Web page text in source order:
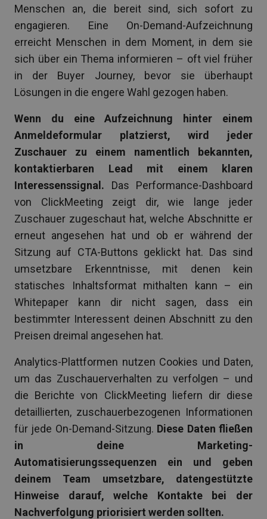
Menschen an, die bereit sind, sich sofort zu
engagieren. Eine On-Demand-Aufzeichnung
erreicht Menschen in dem Moment, in dem sie
sich über ein Thema informieren – oft viel früher
in der Buyer Journey, bevor sie überhaupt
Lösungen in die engere Wahl gezogen haben.
Wenn du eine Aufzeichnung hinter einem
Anmeldeformular platzierst, wird jeder
Zuschauer zu einem namentlich bekannten,
kontaktierbaren Lead mit einem klaren
Interessenssignal. Das Performance-Dashboard
von ClickMeeting zeigt dir, wie lange jeder
Zuschauer zugeschaut hat, welche Abschnitte er
erneut angesehen hat und ob er während der
Sitzung auf CTA-Buttons geklickt hat. Das sind
umsetzbare Erkenntnisse, mit denen kein
statisches Inhaltsformat mithalten kann – ein
Whitepaper kann dir nicht sagen, dass ein
bestimmter Interessent deinen Abschnitt zu den
Preisen dreimal angesehen hat.
Analytics-Plattformen nutzen Cookies und Daten,
um das Zuschauerverhalten zu verfolgen – und
die Berichte von ClickMeeting liefern dir diese
detaillierten, zuschauerbezogenen Informationen
für jede On-Demand-Sitzung. Diese Daten fließen
in deine Marketing-
Automatisierungssequenzen ein und geben
deinem Team umsetzbare, datengestützte
Hinweise darauf, welche Kontakte bei der
Nachverfolgung priorisiert werden sollten.